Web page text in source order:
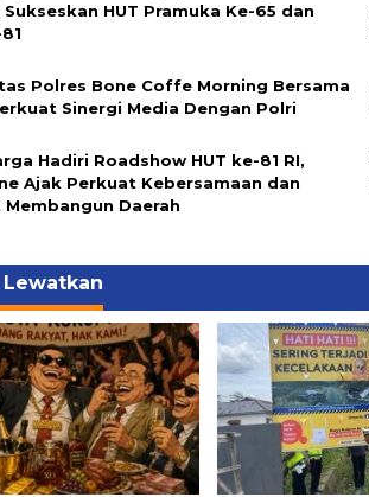
HUT Pramuka Ke-65 dan
Polres Bone Coffe Morning Bersama
Sinergi Media Dengan Polri
Hadiri Roadshow HUT ke-81 RI,
Ajak Perkuat Kebersamaan dan
Daerah